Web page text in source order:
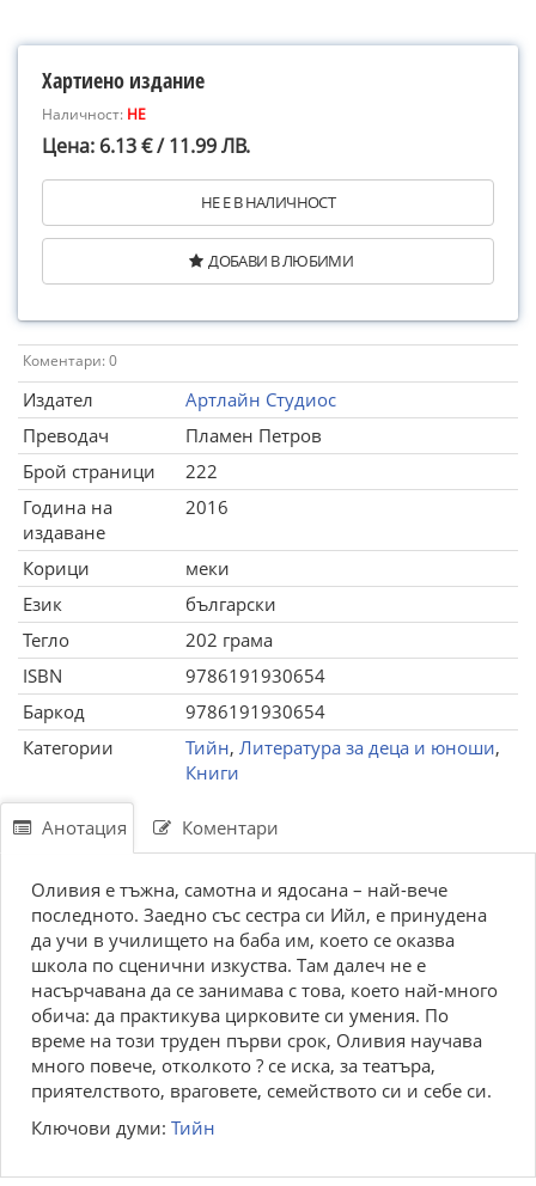
Хартиено издание
Наличност: НЕ
Цена: 6.13 € / 11.99 ЛВ.
НЕ Е В НАЛИЧНОСТ
ДОБАВИ В ЛЮБИМИ
Коментари: 0
Издател
Артлайн Студиос
Преводач
Пламен Петров
Брой страници
222
Година на
издаване
2016
Корици
меки
Език
български
Тегло
202 грама
ISBN
9786191930654
Баркод
9786191930654
Категории
Тийн, Литература за деца и юноши,
Книги
Анотация Коментари
Оливия е тъжна, самотна и ядосана – най-вече
последното. Заедно със сестра си Ийл, е принудена
да учи в училището на баба им, което се оказва
школа по сценични изкуства. Там далеч не е
насърчавана да се занимава с това, което най-много
обича: да практикува цирковите си умения. По
време на този труден първи срок, Оливия научава
много повече, отколкото ? се иска, за театъра,
приятелството, враговете, семейството си и себе си.
Ключови думи: Тийн